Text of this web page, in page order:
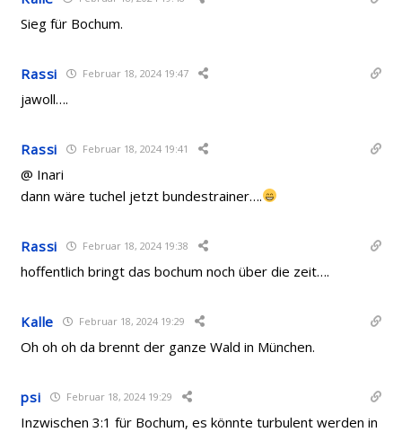
Sieg für Bochum.
Rassi Februar 18, 2024 19:47
jawoll….
Rassi Februar 18, 2024 19:41
@ Inari
dann wäre tuchel jetzt bundestrainer….
Rassi Februar 18, 2024 19:38
hoffentlich bringt das bochum noch über die zeit….
Kalle Februar 18, 2024 19:29
Oh oh oh da brennt der ganze Wald in München.
psi Februar 18, 2024 19:29
Inzwischen 3:1 für Bochum, es könnte turbulent werden in